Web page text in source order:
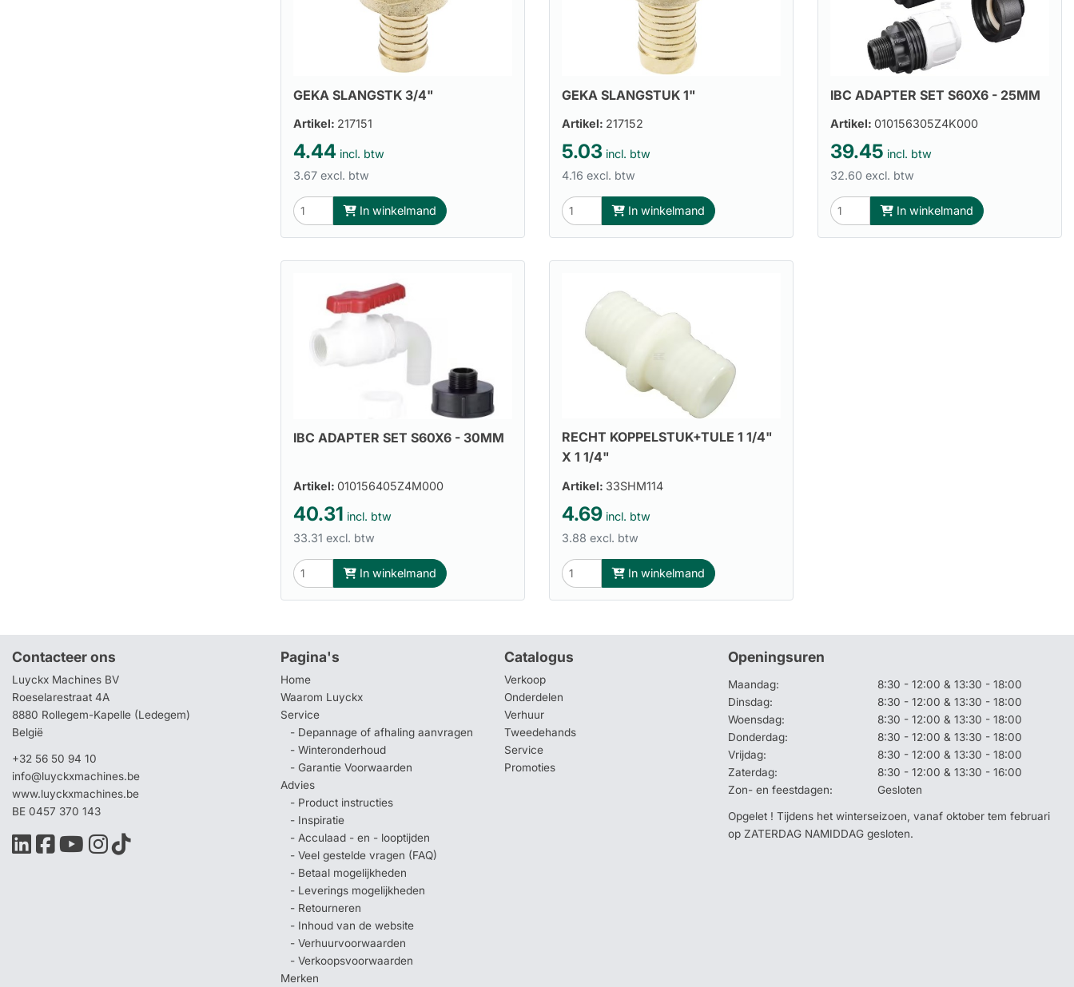
GEKA SLANGSTK 3/4"
Artikel: 217151
4.44 incl. btw
3.67 excl. btw
In winkelmand
GEKA SLANGSTUK 1"
Artikel: 217152
5.03 incl. btw
4.16 excl. btw
In winkelmand
IBC ADAPTER SET S60X6 - 25MM
Artikel: 010156305Z4K000
39.45 incl. btw
32.60 excl. btw
In winkelmand
IBC ADAPTER SET S60X6 - 30MM
Artikel: 010156405Z4M000
40.31 incl. btw
33.31 excl. btw
In winkelmand
RECHT KOPPELSTUK+TULE 1 1/4"
X 1 1/4"
Artikel: 33SHM114
4.69 incl. btw
3.88 excl. btw
In winkelmand
Contacteer ons
Luyckx Machines BV
Roeselarestraat 4A
8880 Rollegem-Kapelle (Ledegem)
België
+32 56 50 94 10
info@luyckxmachines.be
www.luyckxmachines.be
BE 0457 370 143
Pagina's
Home
Waarom Luyckx
Service
- Depannage of afhaling aanvragen
- Winteronderhoud
- Garantie Voorwaarden
Advies
- Product instructies
- Inspiratie
- Acculaad - en - looptijden
- Veel gestelde vragen (FAQ)
- Betaal mogelijkheden
- Leverings mogelijkheden
- Retourneren
- Inhoud van de website
- Verhuurvoorwaarden
- Verkoopsvoorwaarden
Merken
Catalogus
Verkoop
Onderdelen
Verhuur
Tweedehands
Service
Promoties
Openingsuren
Maandag:
8:30 - 12:00 & 13:30 - 18:00
Dinsdag:
8:30 - 12:00 & 13:30 - 18:00
Woensdag:
8:30 - 12:00 & 13:30 - 18:00
Donderdag:
8:30 - 12:00 & 13:30 - 18:00
Vrijdag:
8:30 - 12:00 & 13:30 - 18:00
Zaterdag:
8:30 - 12:00 & 13:30 - 16:00
Zon- en feestdagen:
Gesloten
Opgelet ! Tijdens het winterseizoen, vanaf oktober tem februari
op ZATERDAG NAMIDDAG gesloten.